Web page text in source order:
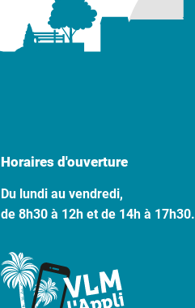
Horaires d'ouverture
Du lundi au vendredi,
de 8h30 à 12h et de 14h à 17h30.